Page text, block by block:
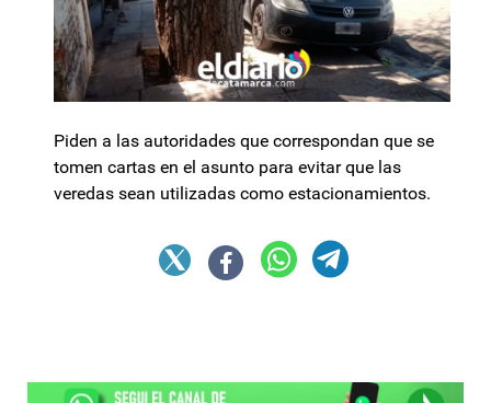
Piden a las autoridades que correspondan que se
tomen cartas en el asunto para evitar que las
veredas sean utilizadas como estacionamientos.